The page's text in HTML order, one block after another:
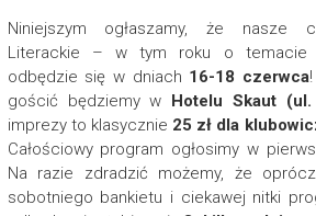
Niniejszym ogłaszamy, że nasze
Literackie – w tym roku o temacie
odbędzie się w dniach 16-18 czerwca
gościć będziemy w Hotelu Skaut
imprezy to klasycznie 25 zł dla
Całościowy program ogłosimy w
Na razie zdradzić możemy, że
sobotniego bankietu i ciekawej nitki